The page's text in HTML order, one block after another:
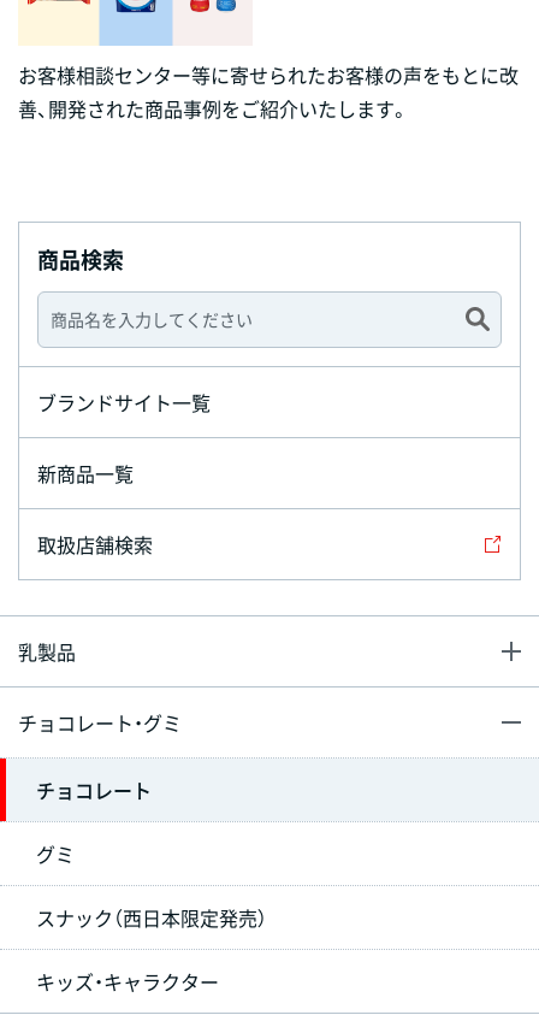
お客様相談センター等に寄せられたお客様の声をもとに改
善、開発された商品事例をご紹介いたします。
商品検索
ブランドサイト一覧
新商品一覧
取扱店舗検索
乳製品
チョコレート・グミ
チョコレート
グミ
スナック（西日本限定発売）
キッズ・キャラクター